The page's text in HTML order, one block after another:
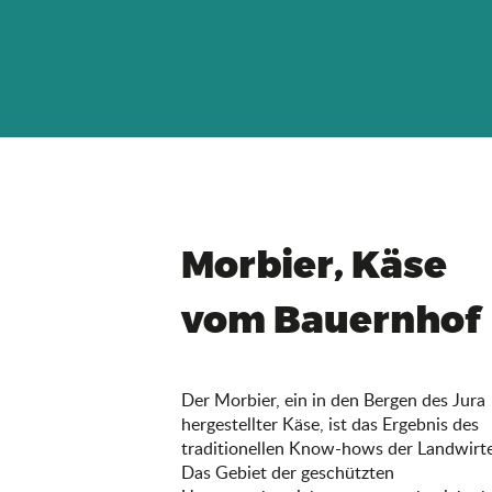
Morbier, Käse
vom Bauernhof
Der Morbier, ein in den Bergen des Jura
hergestellter Käse, ist das Ergebnis des
traditionellen Know-hows der
Das Gebiet der geschützten